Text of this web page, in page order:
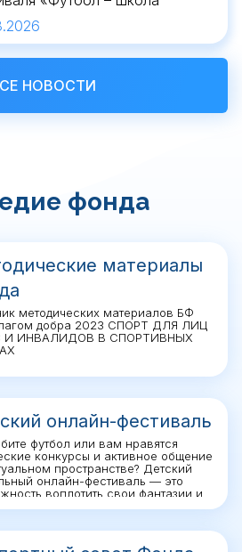
объединившего более 500
и около 1000 зрителей
НОВОСТИ
фонда
материалы
методических материалов БФ
добра 2023 СПОРТ ДЛЯ ЛИЦ
И ИНВАЛИДОВ В СПОРТИВНЫХ
онлайн-фестиваль
футбол или вам нравятся
конкурсы и активное общение
пространстве? Детский
онлайн-фестиваль — это
воплотить свои фантазии и
брендов